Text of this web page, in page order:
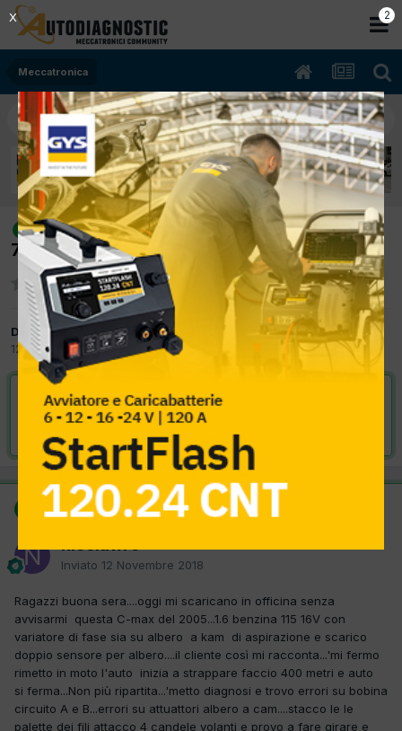
Meccatronica
risolto
[Ford C-max 05/2005 1600cc Xxxx
70Kw Benzina] Auto non parte più
Da nicolawrc
12 Novembre 2018 in Meccatronica
VAI ALLA SOLUZIONE
Risolta da nicolawrc, 12 Novembre 2018
SOLUZIONE
Inviato 12 Novembre 2018
Ragazzi buona sera....oggi mi scaricano in officina senza
avvisarmi questa C-max del 2005...1.6 benzina 115 16V con
variatore di fase sia su albero a kam di aspirazione e scarico
doppio sensore per albero....il cliente così mi racconta...'mi fermo
rimetto in moto l'auto inizia a strappare faccio 400 metri e auto
si ferma...Non più ripartita...'metto diagnosi e trovo errori su bobina
circuito A e B...errori su attuattori albero a cam....stacco le le
palette dei fili attacco 4 candele volanti e provo a fare girare e
2
X